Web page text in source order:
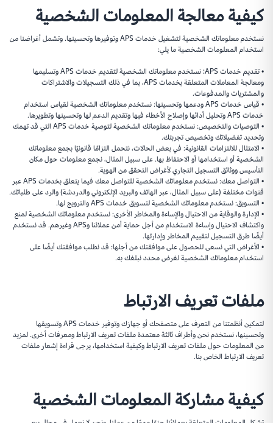
كيفية معالجة المعلومات الشخصية
نستخدم معلوماتك الشخصية لتشغيل خدمات APS وتوفيرها وتحسينها. وتشمل أغراضنا من
استخدام المعلومات الشخصية ما يلي:
• تقديم خدمات APS: نستخدم معلوماتك الشخصية لتقديم خدمات APS وتسليمها
ومعالجة المعاملات المتعلقة بخدمات APS، بما في ذلك التسجيلات والاشتراكات
والمشتريات والمدفوعات.
• قياس خدمات APS ودعمها وتحسينها: نستخدم معلوماتك الشخصية لقياس استخدام
خدمات APS وتحليل أدائها وإصلاح الأخطاء فيها وتقديم الدعم لها وتحسينها وتطويرها.
• التوصيات والتخصيص: نستخدم معلوماتك الشخصية لتوصية خدمات APS التي قد تهمك
وتحديد تفضيلاتك وتخصيص تجربتك.
• الامتثال للالتزامات القانونية: في بعض الحالات، نتحمل التزامًا قانونيًا بجمع معلوماتك
الشخصية أو استخدامها أو الاحتفاظ بها. على سبيل المثال، نجمع معلومات حول مكان
التأسيس ووثائق التسجيل التجاري لأغراض التحقق من الهوية.
• التواصل معك: نستخدم معلوماتك الشخصية للتواصل معك فيما يتعلق بخدمات APS عبر
قنوات مختلفة (على سبيل المثال، عبر الهاتف والبريد الإلكتروني والدردشة) والرد على طلباتك.
• التسويق: نستخدم معلوماتك الشخصية لتسويق خدمات APS والترويج لها.
• الإدارة والوقاية من الاحتيال والإساءة والمخاطر الأخرى: نستخدم معلوماتك الشخصية لمنع
واكتشاف الاحتيال وإساءة الاستخدام من أجل حماية أمن عملائنا وAPS وغيرهم. قد نستخدم
أيضًا طرق التسجيل لتقييم المخاطر وإدارتها.
• الأغراض التي نسعى للحصول على موافقتك من أجلها: قد نطلب موافقتك أيضًا على
استخدام معلوماتك الشخصية لغرض محدد نبلغك به.
ملفات تعريف الارتباط
لتمكين أنظمتنا من التعرف على متصفحك أو جهازك وتوفير خدمات APS وتسويقها
وتحسينها، نستخدم نحن وأطراف ثالثة معتمدة ملفات تعريف الارتباط ومعرفات أخرى. لمزيد
من المعلومات حول ملفات تعريف الارتباط وكيفية استخدامها، يرجى قراءة إشعار ملفات
تعريف الارتباط الخاص بنا.
كيفية مشاركة المعلومات الشخصية